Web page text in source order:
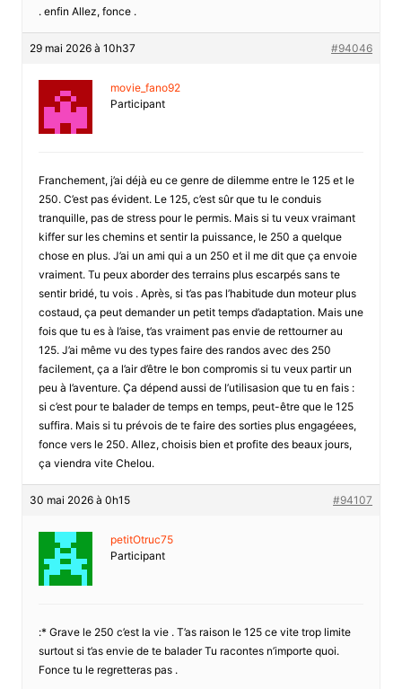
. enfin Allez, fonce .
29 mai 2026 à 10h37 #94046
movie_fano92
Participant
Franchement, j’ai déjà eu ce genre de dilemme entre le 125 et le
250. C’est pas évident. Le 125, c’est sûr que tu le conduis
tranquille, pas de stress pour le permis. Mais si tu veux vraimant
kiffer sur les chemins et sentir la puissance, le 250 a quelque
chose en plus. J’ai un ami qui a un 250 et il me dit que ça envoie
vraiment. Tu peux aborder des terrains plus escarpés sans te
sentir bridé, tu vois . Après, si t’as pas l’habitude dun moteur plus
costaud, ça peut demander un petit temps d’adaptation. Mais une
fois que tu es à l’aise, t’as vraiment pas envie de rettourner au
125. J’ai même vu des types faire des randos avec des 250
facilement, ça a l’air d’être le bon compromis si tu veux partir un
peu à l’aventure. Ça dépend aussi de l’utilisasion que tu en fais :
si c’est pour te balader de temps en temps, peut-être que le 125
suffira. Mais si tu prévois de te faire des sorties plus engagéees,
fonce vers le 250. Allez, choisis bien et profite des beaux jours,
ça viendra vite Chelou.
30 mai 2026 à 0h15 #94107
petitOtruc75
Participant
:* Grave le 250 c’est la vie . T’as raison le 125 ce vite trop limite
surtout si t’as envie de te balader Tu racontes n’importe quoi.
Fonce tu le regretteras pas .